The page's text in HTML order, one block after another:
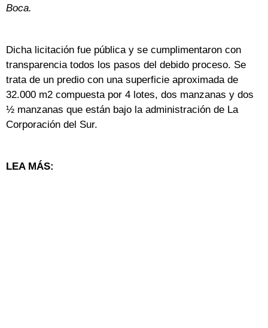
Boca.
Dicha licitación fue pública y se cumplimentaron con
transparencia todos los pasos del debido proceso. Se
trata de un predio con una superficie aproximada de
32.000 m2 compuesta por 4 lotes, dos manzanas y dos
½ manzanas que están bajo la administración de La
Corporación del Sur.
LEA MÁS: